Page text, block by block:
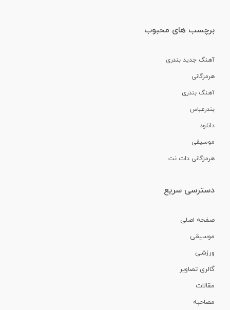
برچسب های محبوب
آهنگ جدید بندری
هرمزگانی
آهنگ بندری
بندرعباس
دانلود
موسیقی
هرمزگانی دات نت
دسترسی سریع
صفحه اصلی
موسیقی
ورزشی
گالری تصاویر
مقالات
مصاحبه